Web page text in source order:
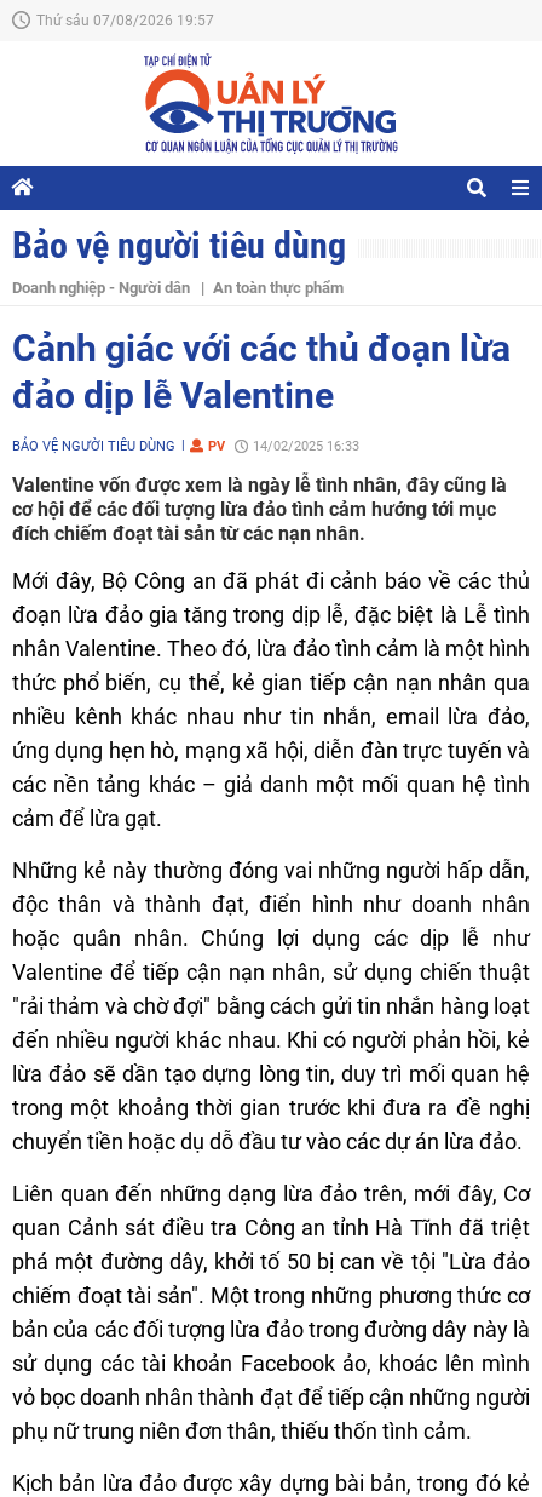
Thứ sáu 07/08/2026 19:57
Bảo vệ người tiêu dùng
Doanh nghiệp - Người dân An toàn thực phẩm
Cảnh giác với các thủ đoạn lừa
đảo dịp lễ Valentine
BẢO VỆ NGƯỜI TIÊU DÙNG PV 14/02/2025 16:33
Valentine vốn được xem là ngày lễ tình nhân, đây cũng là
cơ hội để các đối tượng lừa đảo tình cảm hướng tới mục
đích chiếm đoạt tài sản từ các nạn nhân.
Mới đây, Bộ Công an đã phát đi cảnh báo về các thủ
đoạn lừa đảo gia tăng trong dịp lễ, đặc biệt là Lễ tình
nhân Valentine. Theo đó, lừa đảo tình cảm là một hình
thức phổ biến, cụ thể, kẻ gian tiếp cận nạn nhân qua
nhiều kênh khác nhau như tin nhắn, email lừa đảo,
ứng dụng hẹn hò, mạng xã hội, diễn đàn trực tuyến và
các nền tảng khác – giả danh một mối quan hệ tình
cảm để lừa gạt.
Những kẻ này thường đóng vai những người hấp dẫn,
độc thân và thành đạt, điển hình như doanh nhân
hoặc quân nhân. Chúng lợi dụng các dịp lễ như
Valentine để tiếp cận nạn nhân, sử dụng chiến thuật
"rải thảm và chờ đợi" bằng cách gửi tin nhắn hàng loạt
đến nhiều người khác nhau. Khi có người phản hồi, kẻ
lừa đảo sẽ dần tạo dựng lòng tin, duy trì mối quan hệ
trong một khoảng thời gian trước khi đưa ra đề nghị
chuyển tiền hoặc dụ dỗ đầu tư vào các dự án lừa đảo.
Liên quan đến những dạng lừa đảo trên, mới đây, Cơ
quan Cảnh sát điều tra Công an tỉnh Hà Tĩnh đã triệt
phá một đường dây, khởi tố 50 bị can về tội "Lừa đảo
chiếm đoạt tài sản". Một trong những phương thức cơ
bản của các đối tượng lừa đảo trong đường dây này là
sử dụng các tài khoản Facebook ảo, khoác lên mình
vỏ bọc doanh nhân thành đạt để tiếp cận những người
phụ nữ trung niên đơn thân, thiếu thốn tình cảm.
Kịch bản lừa đảo được xây dựng bài bản, trong đó kẻ